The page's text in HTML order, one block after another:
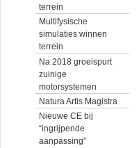
terrein
Multifysische
simulaties winnen
terrein
Na 2018 groeispurt
zuinige
motorsystemen
Natura Artis Magistra
Nieuwe CE bij
“ingrijpende
aanpassing”